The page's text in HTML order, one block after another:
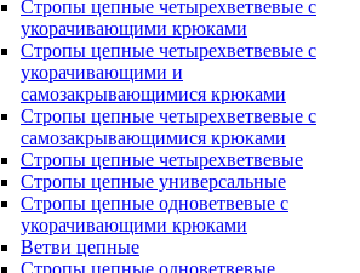
Стропы цепные четырехветвевые с
укорачивающими крюками
Стропы цепные четырехветвевые с
укорачивающими и
самозакрывающимися крюками
Стропы цепные четырехветвевые с
самозакрывающимися крюками
Стропы цепные четырехветвевые
Стропы цепные универсальные
Стропы цепные одноветвевые с
укорачивающими крюками
Ветви цепные
Стропы цепные одноветвевые